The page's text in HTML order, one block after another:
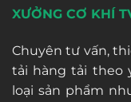
XƯỞNG CƠ KHÍ
Chuyên tư vấn,
tải hàng tải theo
loại sản phẩm